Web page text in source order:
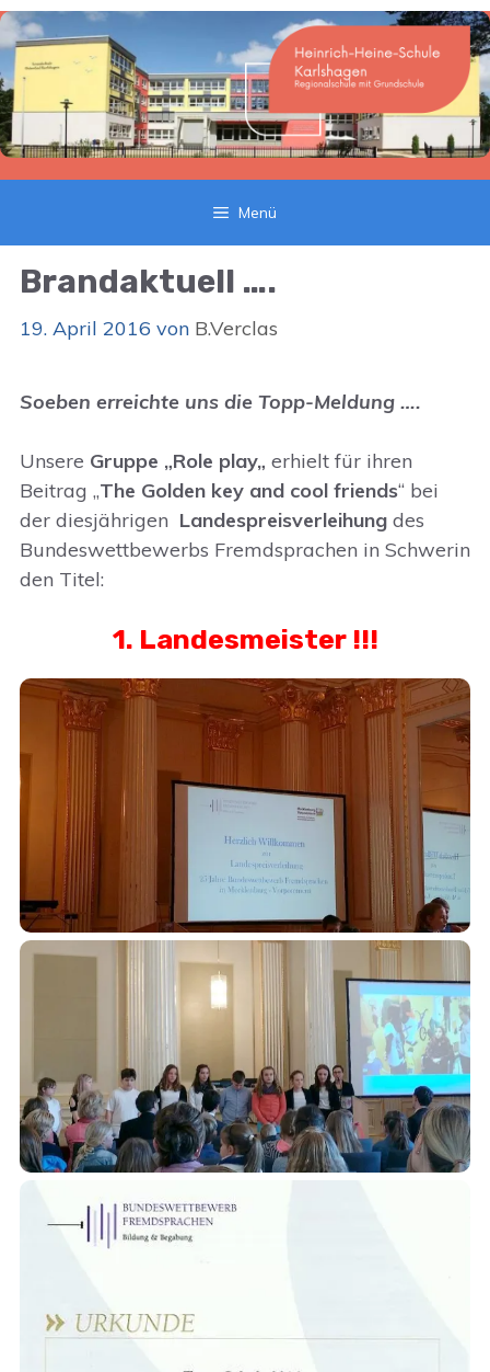
Zum
Inhalt
springen
Menü
Brandaktuell ….
19. April 2016 von B.Verclas
Soeben erreichte uns die Topp-Meldung ….
Unsere Gruppe „Role play„ erhielt für ihren
Beitrag „The Golden key and cool friends“ bei
der diesjährigen Landespreisverleihungdes
Bundeswettbewerbs Fremdsprachen in Schwerin
den Titel:
1. Landesmeister !!!